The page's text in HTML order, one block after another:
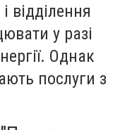
відділення
у разі
Однак
послуги з